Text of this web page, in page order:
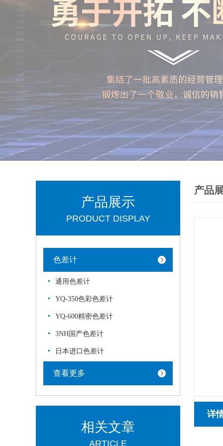
产品展示
PRODUCT DISPLAY
色差计
通用色差计
YQ-350色彩色差计
YQ-600精密色差计
3NH国产色差计
日本进口色差计
查看更多
相关文章
ARTICLE
产品
详